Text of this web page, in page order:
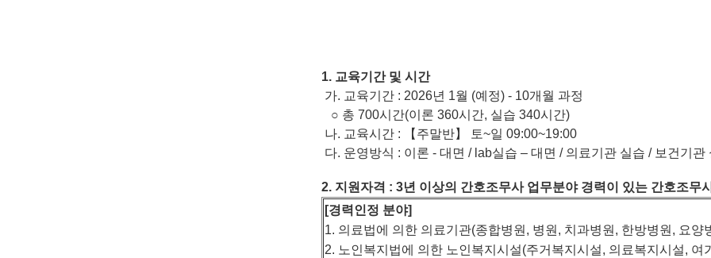
1. 교육기간 및 시간
가. 교육기간 : 2026년 1월 (예정)- 10개월 과정
○ 총 700시간(이론 360시간, 실습 340시간)
나. 교육시간 : 【 주말반】 토~일 09:00~19:00
다. 운영방식 : 이론 - 대면 / lab실습 – 대면 / 의료기관 실습 / 보건기관
2. 지원자격 : 3년 이상의 간호조무사 업무분야 경력이 있는 간호조무
[경력인정 분야]
1. 의료법에 의한 의료기관(종합병원 , 병원 , 치과병원 , 한방병원 , 요양
2. 노인복지법에 의한 노인복지시설(주거복지시설, 의료복지시설, 여